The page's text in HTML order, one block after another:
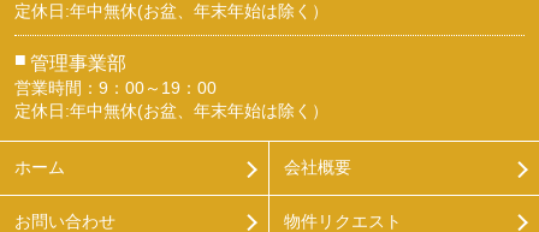
定休日:年中無休(お盆、年末年始は除く）
■ 管理事業部
営業時間：9：00～19：00
定休日:年中無休(お盆、年末年始は除く）
ホーム 会社概要
お問い合わせ 物件リクエスト